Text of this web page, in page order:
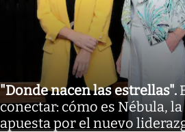
"Donde nacen las estrellas".
conectar: cómo es Nébula,
apuesta por el nuevo